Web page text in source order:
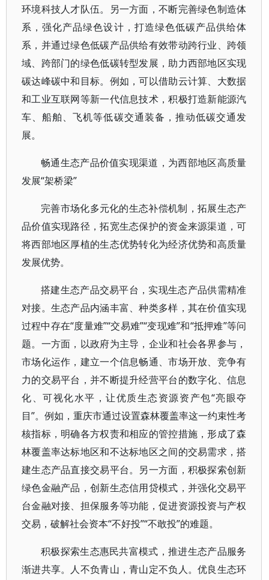
环境科技人才队伍。另一方面，不断完善绿色制造体
系，强化产品绿色设计，打造绿色低碳产品供给体
系，并通过绿色低碳产品供给有效带动跨行业、跨领
域、跨部门的绿色低碳转型发展，助力西部地区实现
碳达峰碳中和目标。例如，可以借助云计算、大数据
和工业互联网等新一代信息技术，积极打造新能源汽
车、船舶、飞机等低碳交通装备，推动低碳交通发
展。
畅通生态产品价值实现渠道，为西部地区高质量
发展“架桥梁”
完善市场化多元化的生态补偿机制，拓展生态产
品价值实现路径，拓宽生态保护的资金来源渠道，可
将西部地区厚植的生态优势转化为经济优势和高质量
发展优势。
搭建生态产品交易平台，实现生态产品供需精准
对接。生态产品内涵丰富、种类多样，其在价值实现
过程中存在“度量难”“交易难”“变现难”和“抵押难”等问
题。一方面，以政府为主导，企业和社会各界参与，
市场化运作，建立一个信息畅通、市场开放、竞争有
力的交易平台，并不断提升经营平台的数字化、信息
化、可视化水平，让优质生态资源资产包“亮眼夺
目”。例如，重庆市通过设置森林覆盖率这一约束性考
核指标，明确各方权责和相应的管控措施，形成了森
林覆盖率达标地区和不达标地区之间的交易需求，搭
建生态产品直接交易平台。另一方面，积极探索创新
绿色金融产品，创新生态信用贷模式，并强化交易平
台金融对接、担保服务等功能，促进资源投资与产权
交易，破解社会资本“不好投”“不敢投”的难题。
积极探索生态惠民共富模式，推进生态产品服务
渐进共享。人不负青山，青山定不负人。优良生态环